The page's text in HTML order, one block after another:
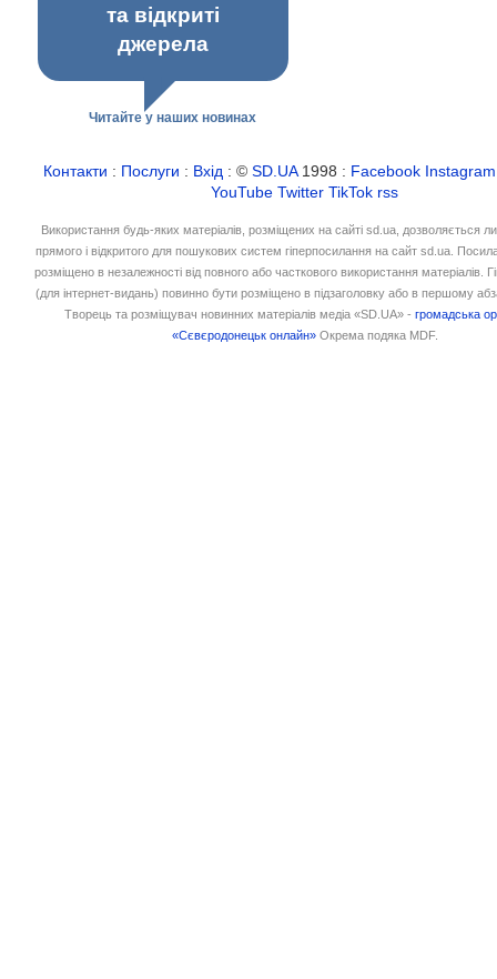
та відкриті
джерела
Читайте у наших новинах
Контакти : Послуги : Вхід : ©SD.UA1998 : Facebook Instagram
YouTube Twitter TikTok rss
Використання будь-яких матеріалів, розміщених на сайті sd.ua, дозволяється
прямого і відкритого для пошукових систем гіперпосилання на сайт sd.ua.
розміщено в незалежності від повного або часткового використання матеріалів.
(для інтернет-видань) повинно бути розміщено в підзаголовку або в першому
Творець та розміщувач новинних матеріалів медіа «SD.UA» -громадська
«Сєвєродонецьк онлайн» Окрема подяка MDF.